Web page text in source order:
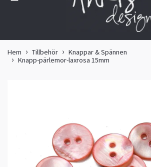
Hem Tillbehör
Knappar & Spännen
Knapp-pärlemor-laxrosa 15mm